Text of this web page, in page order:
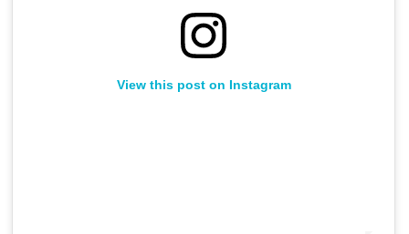
View this post on Instagram